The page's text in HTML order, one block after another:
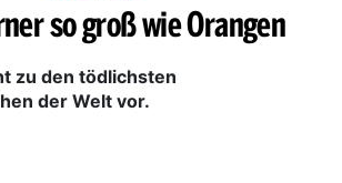
so groß wie Orangen
zu den tödlichsten
der Welt vor.